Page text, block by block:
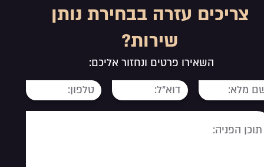
צריכים עזרה בבחירת נותן
שירות?
השאירו פרטים ונחזור אליכם: